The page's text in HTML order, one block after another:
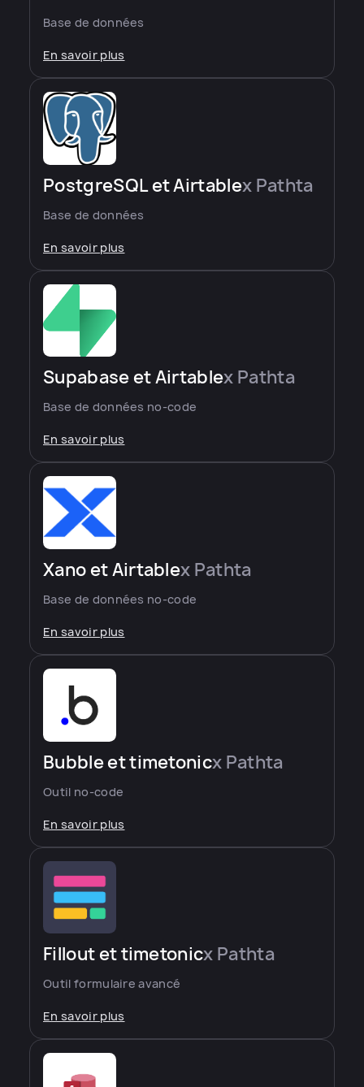
Base de données
En savoir plus
PostgreSQL et Airtablex Pathta
Base de données
En savoir plus
Supabase et Airtablex Pathta
Base de données no-code
En savoir plus
Xano et Airtablex Pathta
Base de données no-code
En savoir plus
Bubble et timetonicx Pathta
Outil no-code
En savoir plus
Fillout et timetonicx Pathta
Outil formulaire avancé
En savoir plus